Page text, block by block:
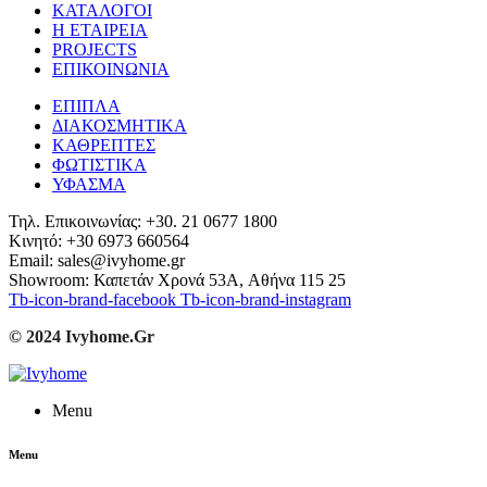
ΚΑΤΑΛΟΓΟΙ
Η ΕΤΑΙΡΕΙΑ
PROJECTS
ΕΠΙΚΟΙΝΩΝΙΑ
ΕΠΙΠΛΑ
ΔΙΑΚΟΣΜΗΤΙΚΑ
ΚΑΘΡΕΠΤΕΣ
ΦΩΤΙΣΤΙΚΑ
ΥΦΑΣΜΑ
Τηλ. Επικοινωνίας: +30. 21 0677 1800
Κινητό: +30 6973 660564
Email: sales@ivyhome.gr
Showroom: Καπετάν Χρονά 53A, Αθήνα 115 25
Tb-icon-brand-facebook Tb-icon-brand-instagram
© 2024 Ivyhome.Gr
Menu
Menu